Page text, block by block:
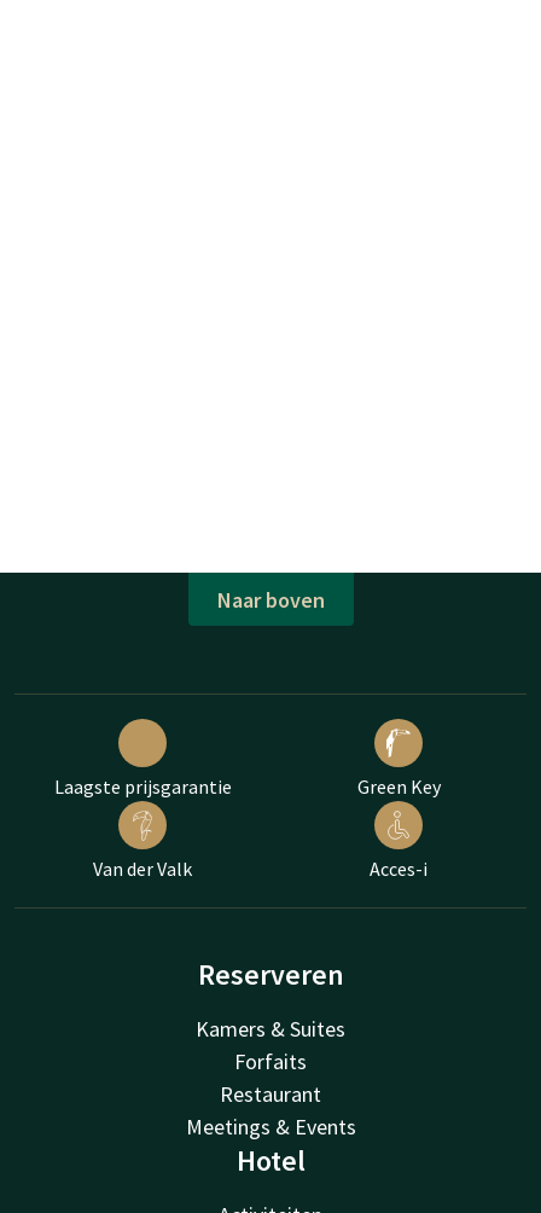
Naar boven
Laagste prijsgarantie Green Key
Van der Valk Acces-i
Reserveren
Kamers & Suites
Forfaits
Restaurant
Meetings & Events
Hotel